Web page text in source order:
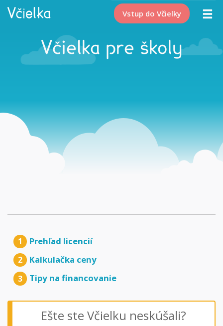
Vstup do Včielky
Včielka pre školy
1 Prehľad licencií
2 Kalkulačka ceny
3 Tipy na financovanie
Ešte ste Včielku neskúšali?